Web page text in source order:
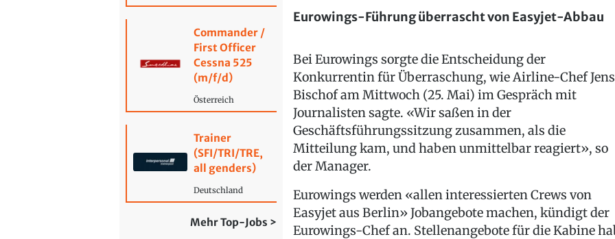
Commander /
First Officer
Cessna 525
(m/f/d)
Österreich
Trainer
(SFI/TRI/TRE,
all genders)
Deutschland
Mehr Top-Jobs >
Eurowings-Führung überrascht von Easyjet-Abbau
Bei Eurowings sorgte die Entscheidung der
Konkurrentin für Überraschung, wie Airline-Chef Jens
Bischof am Mittwoch (25. Mai) im Gespräch mit
Journalisten sagte. «Wir saßen in der
Geschäftsführungssitzung zusammen, als die
Mitteilung kam, und haben unmittelbar reagiert», so
der Manager.
Eurowings werden «allen interessierten Crews von
Easyjet aus Berlin» Jobangebote machen, kündigt der
Eurowings-Chef an. Stellenangebote für die Kabine